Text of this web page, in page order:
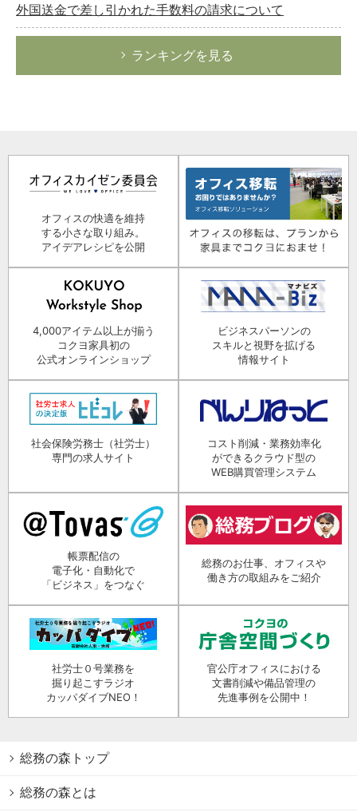
外国送金で差し引かれた手数料の請求について
ランキングを見る
オフィスの快適を維持
する小さな取り組み。
アイデアレシピを公開
4,000アイテム以上が揃う
コクヨ家具初の
公式オンラインショップ
ビジネスパーソンの
スキルと視野を拡げる
情報サイト
社会保険労務士（社労士）
専門の求人サイト
コスト削減・業務効率化
ができるクラウド型の
WEB購買管理システム
帳票配信の
電子化・自動化で
「ビジネス」をつなぐ
総務のお仕事、オフィスや
働き方の取組みをご紹介
社労士０号業務を
掘り起こすラジオ
カッパダイブNEO！
官公庁オフィスにおける
文書削減や備品管理の
先進事例を公開中！
総務の森トップ
総務の森とは